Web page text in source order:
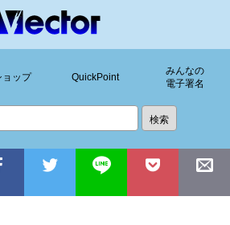
ョップ QuickPoint
みんなの
電子署名